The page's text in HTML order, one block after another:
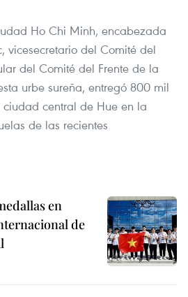
Ho Chi Minh, encabezada
vicesecretario del Comité del
del Comité del Frente de la
urbe sureña, entregó 800 mil
central de Hue en la
de las recientes
en
de